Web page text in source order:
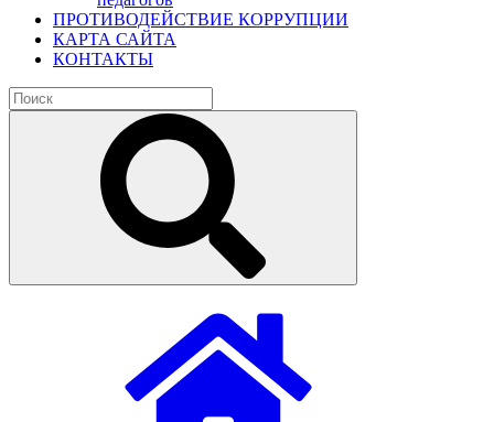
ПРОТИВОДЕЙСТВИЕ КОРРУПЦИИ
КАРТА САЙТА
КОНТАКТЫ